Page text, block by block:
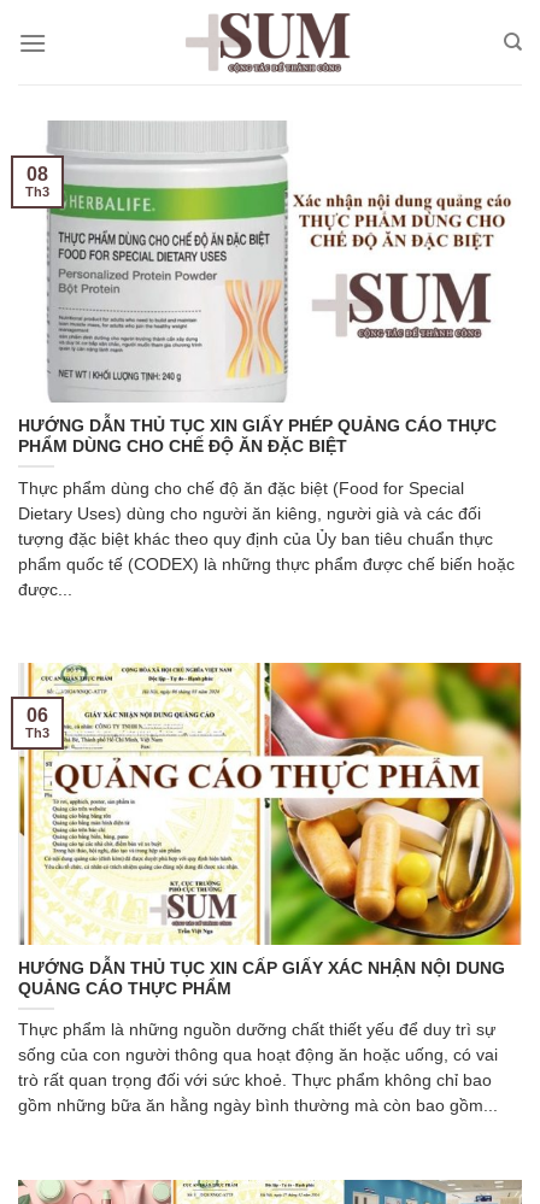
HƯỚNG DẪN THỦ TỤC XIN GIẤY PHÉP QUẢNG CÁO THỰC
PHẨM DÙNG CHO CHẾ ĐỘ ĂN ĐẶC BIỆT
Thực phẩm dùng cho chế độ ăn đặc biệt (Food for Special
Dietary Uses) dùng cho người ăn kiêng, người già và các đối
tượng đặc biệt khác theo quy định của Ủy ban tiêu chuẩn thực
phẩm quốc tế (CODEX) là những thực phẩm được chế biến hoặc
được...
08
Th3
HƯỚNG DẪN THỦ TỤC XIN CẤP GIẤY XÁC NHẬN NỘI DUNG
QUẢNG CÁO THỰC PHẨM
Thực phẩm là những nguồn dưỡng chất thiết yếu để duy trì sự
sống của con người thông qua hoạt động ăn hoặc uống, có vai
trò rất quan trọng đối với sức khoẻ. Thực phẩm không chỉ bao
gồm những bữa ăn hằng ngày bình thường mà còn bao gồm...
06
Th3